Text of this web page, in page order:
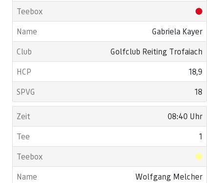
Gabriela Kayer
Golfclub Reiting Trofaiach
18,9
18
08:40 Uhr
1
Wolfgang Melcher